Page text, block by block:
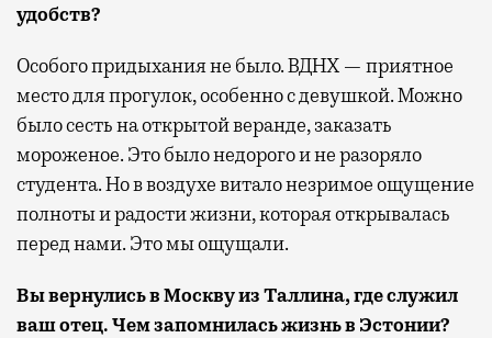
удобств?
Особого придыхания не было. ВДНХ — приятное
место для прогулок, особенно с девушкой. Можно
было сесть на открытой веранде, заказать
мороженое. Это было недорого и не разоряло
студента. Но в воздухе витало незримое ощущение
полноты и радости жизни, которая открывалась
перед нами. Это мы ощущали.
Вы вернулись в Москву из Таллина, где служил
ваш отец. Чем запомнилась жизнь в Эстонии?